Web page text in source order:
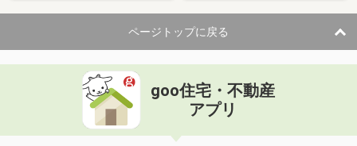
ページトップに戻る
goo住宅・不動産
アプリ